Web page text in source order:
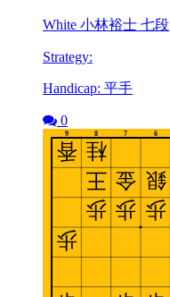
White 小林裕士 七段
Strategy:
Handicap: 平手
0